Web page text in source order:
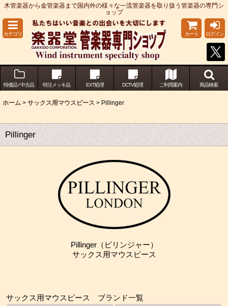
木管楽器から金管楽器まで国内外の様々な一流管楽器を取り扱う管楽器の専門シ
ョップ
カテゴリ カート ログイン
特価品 / 中古品 特注メッキ品 EXT処理 DCTV処理 ご利用案内 商品検索
ホーム > サックス用マウスピース > Pillinger
Pillinger
Pillinger（ピリンジャー）
サックス用マウスピース
サックス用マウスピース ブランド一覧